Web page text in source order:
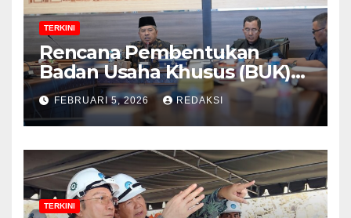
TERKINI
Rencana Pembentukan
Badan Usaha Khusus (BUK)
Menguat dalam Revisi RUU
Migas, Ini Alasannya!
FEBRUARI 5, 2026 REDAKSI
TERKINI